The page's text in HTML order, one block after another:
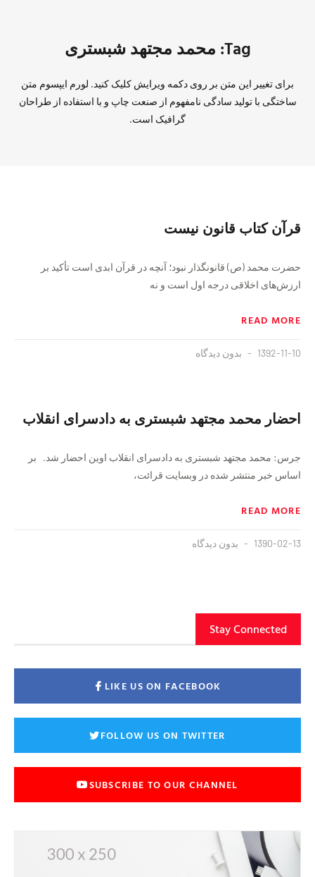
Tag: محمد مجتهد شبستری
برای تغییر این متن بر روی دکمه ویرایش کلیک کنید. لورم ایپسوم متن
ساختگی با تولید سادگی نامفهوم از صنعت چاپ و با استفاده از طراحان
گرافیک است.
قرآن کتاب قانون نیست
حضرت محمد (ص) قانونگذار نبود؛ آنچه در قرآن ابدی است تأکید بر
ارزش‌های اخلاقی درجه اول است و نه
READ MORE
1392-11-10 بدون دیدگاه
احضار محمد مجتهد شبستری به دادسرای انقلاب
جرس: محمد مجتهد شبستری به دادسرای انقلاب اوین احضار شد. بر
اساس خبر منتشر شده در وبسایت قرائت،
READ MORE
1390-02-13 بدون دیدگاه
Stay Connected
LIKE US ON FACEBOOK
FOLLOW US ON TWITTER
SUBSCRIBE TO OUR CHANNEL